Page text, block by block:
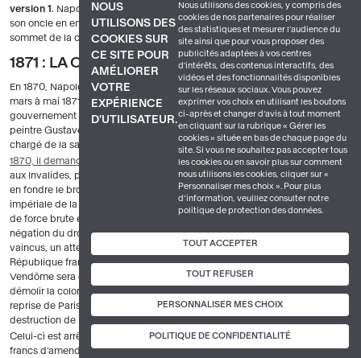
NOUS
UTILISONS DES
COOKIES SUR
CE SITE POUR
AMÉLIORER
VOTRE
EXPÉRIENCE
D'UTILISATEUR.
Nous utilisons des cookies, y compris des
cookies de nos partenaires pour réaliser
des statistiques et mesurer l'audience du
site ainsi que pour vous proposer des
publicités adaptées à vos centres
d'intérêts, des contenus interactifs, des
vidéos et des fonctionnalités disponibles
sur les réseaux sociaux. Vous pouvez
exprimer vos choix en utilisant les boutons
ci-après et changer d’avis à tout moment
en cliquant sur la rubrique « Gérer les
cookies » située en bas de chaque page du
site. Si vous ne souhaitez pas accepter tous
les cookies ou en savoir plus sur comment
nous utilisons les cookies, cliquer sur «
Personnaliser mes choix ». Pour plus
d’information, veuillez consulter notre
politique de protection des données.
TOUT ACCEPTER
TOUT REFUSER
PERSONNALISER MES CHOIX
POLITIQUE DE CONFIDENTIALITÉ
version 1 . Napoléon III trouvait sûrement plus prestigieux de représenter
son oncle en empereur. Cette statue se trouve encore aujourd’hui au
sommet de la colonne Vendôme.
1871 : LA COMMUNE ET L’AFFAIRE COURBET
En 1870, Napoléon III est vaincu par les Prussiens. L’année suivante, de
mars à mai 1871, une partie de la population parisienne se soulève contre le
gouvernement : c’est la Commune, célèbre mouvement insurrectionnel. Le
peintre Gustave Courbet, élu président de la Commission des arts, est
chargé de la sauvegarde des œuvres d’art parisiennes. Le 14 septembre
1870, il demande à déboulonner la colonne
pour la faire reconstruire
aux Invalides, puis finalement pour la transporter à l’hôtel de la Monnaie et
en fondre le bronze : « La Commune de Paris, considérant que la colonne
impériale de la place Vendôme est un monument de barbarie, un symbole
de force brute et de fausse gloire, une affirmation du militarisme, une
négation du droit international, une insulte permanente des vainqueurs aux
vaincus, un attentat perpétuel à l’un des trois grands principes de la
République française, la fraternité, décrète : article unique – La colonne
Vendôme sera démolie. ». Élu à la Commune de Paris le 16 avril 1871, il fait
démolir la colonne le mois suivant, 16 mai
reprise de Paris, les photographies image 11 prises au moment de la
destruction de la colonne sont étudiées. Certains reconnaissent Courbet.
Celui-ci est arrêté le 7 juin et
condamné à six mois de prison
francs d’amende.